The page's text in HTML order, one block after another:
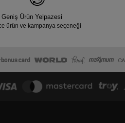
Geniş Ürün Yelpazesi
ürün ve kampanya seçeneği